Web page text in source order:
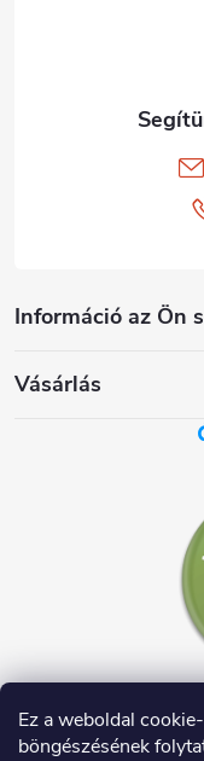
Ez a weboldal
böngészésének
Információ az Ön
Vásárlás